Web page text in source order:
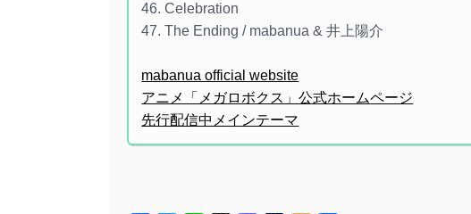
46. Celebration
47. The Ending / mabanua & 井上陽介
mabanua official website
アニメ「メガロボクス」公式ホームページ
先行配信中メインテーマ